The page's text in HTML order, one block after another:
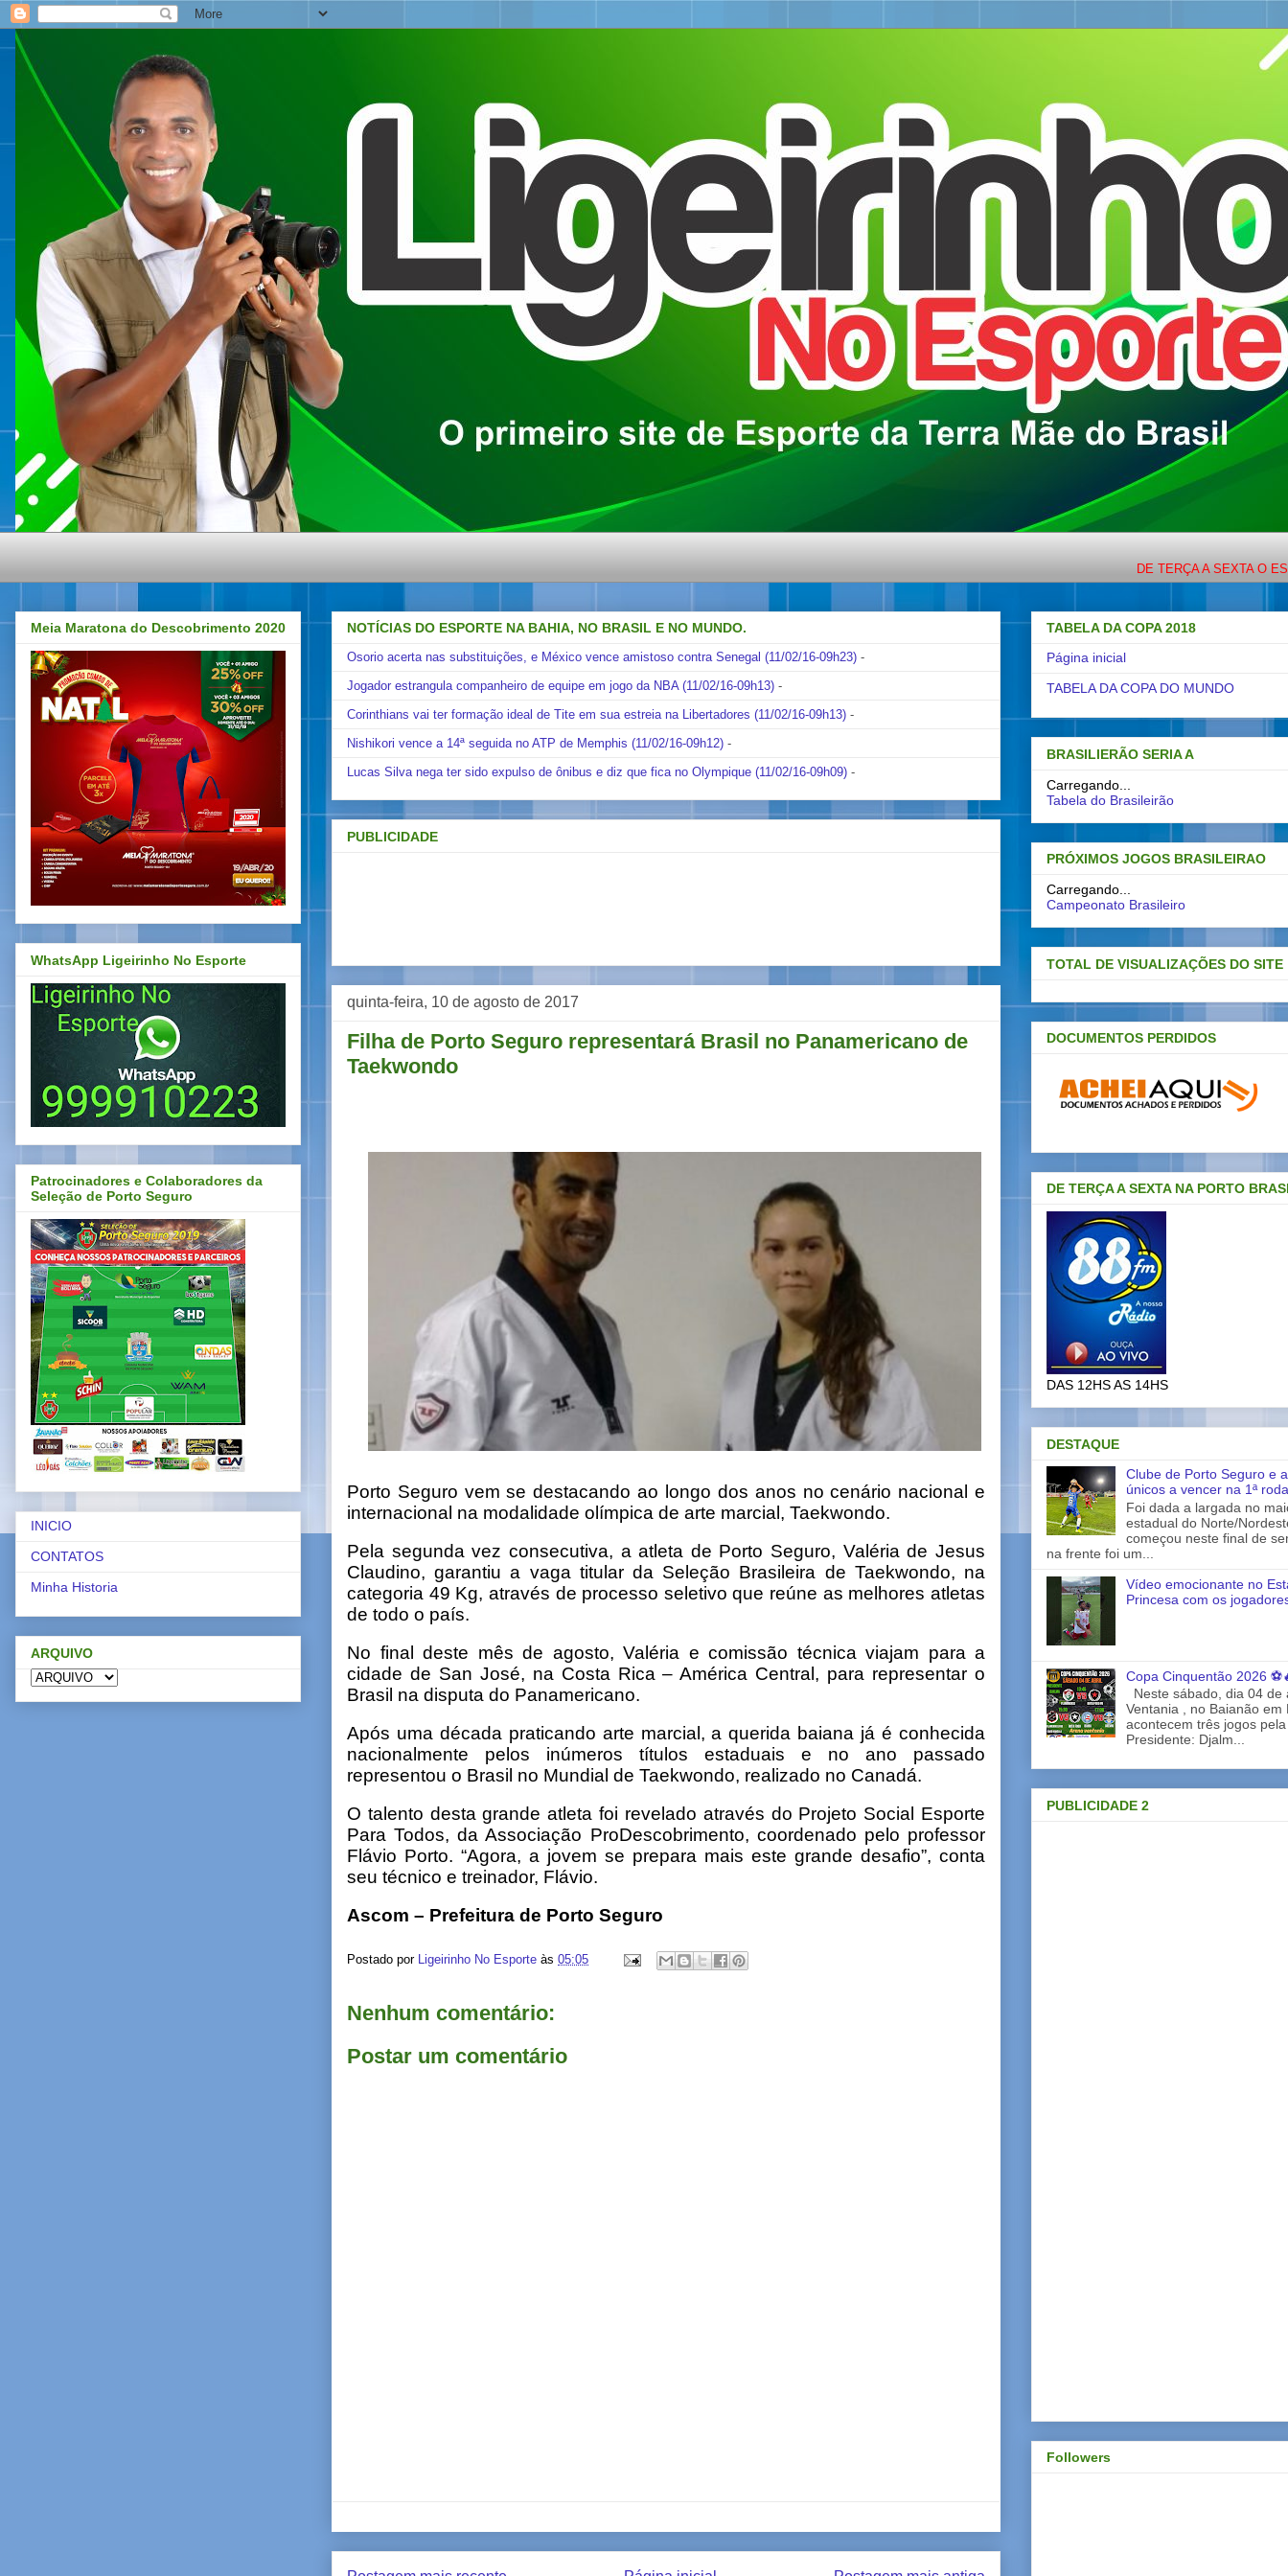
DE TERÇA A SEXTA O
NOTÍCIAS DO ESPORTE NA BAHIA, NO BRASIL E NO MUNDO.
Osorio acerta nas substituições, e México vence amistoso contra Senegal (11/02/16-09h23) -
Jogador estrangula companheiro de equipe em jogo da NBA (11/02/16-09h13) -
Corinthians vai ter formação ideal de Tite em sua estreia na Libertadores (11/02/16-09h13) -
Nishikori vence a 14ª seguida no ATP de Memphis (11/02/16-09h12) -
Lucas Silva nega ter sido expulso de ônibus e diz que fica no Olympique (11/02/16-09h09) -
PUBLICIDADE
quinta-feira, 10 de agosto de 2017
Filha de Porto Seguro representará Brasil no Panamericano de
Taekwondo
Porto Seguro vem se destacando ao longo dos anos no cenário nacional e
internacional na modalidade olímpica de arte marcial, Taekwondo.
Pela segunda vez consecutiva, a atleta de Porto Seguro, Valéria de Jesus
Claudino, garantiu a vaga titular da Seleção Brasileira de Taekwondo, na
categoria 49 Kg, através de processo seletivo que reúne as melhores atletas
de todo o país.
No final deste mês de agosto, Valéria e comissão técnica viajam para a
cidade de San José, na Costa Rica – América Central, para representar o
Brasil na disputa do Panamericano.
Após uma década praticando arte marcial, a querida baiana já é conhecida
nacionalmente pelos inúmeros títulos estaduais e no ano passado
representou o Brasil no Mundial de Taekwondo, realizado no Canadá.
O talento desta grande atleta foi revelado através do Projeto Social Esporte
Para Todos, da Associação ProDescobrimento, coordenado pelo professor
Flávio Porto. “Agora, a jovem se prepara mais este grande desafio”, conta
seu técnico e treinador, Flávio.
Ascom – Prefeitura de Porto Seguro
Postado por Ligeirinho No Esporte às 05:05
Nenhum comentário:
Postar um comentário
Meia Maratona do Descobrimento 2020
WhatsApp Ligeirinho No Esporte
Patrocinadores e Colaboradores da
Seleção de Porto Seguro
INICIO
CONTATOS
Minha Historia
ARQUIVO
TABELA DA COPA 2018
Página inicial
TABELA DA COPA DO MUNDO
BRASILIERÃO SERIA A
Carregando...
Tabela do Brasileirão
PRÓXIMOS JOGOS BRASILEIRAO
Carregando...
Campeonato Brasileiro
TOTAL DE VISUALIZAÇÕES DO SITE
DOCUMENTOS PERDIDOS
DE TERÇA A SEXTA NA PORTO
DAS 12HS AS 14HS
DESTAQUE
Clube de Porto Seguro e
únicos a vencer na 1ª
Foi dada a largada no
estadual do Norte/
começou neste final de
na frente foi um...
Vídeo emocionante no
Princesa com os
Copa Cinquentão 2026
Neste sábado, dia 04 de
Ventania , no Baianão em
acontecem três jogos
Presidente: Djalm...
PUBLICIDADE 2
Followers